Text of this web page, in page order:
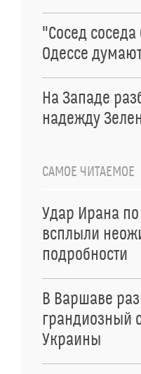
"Сосед соседа
Одессе
На Западе
надежду
САМОЕ ЧИТАЕМОЕ
Удар Ирана
всплыли
подробности
В Варшаве
грандиозный
Украины